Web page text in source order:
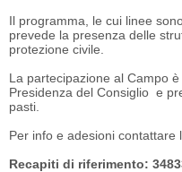
Il programma, le cui linee
prevede la presenza delle
protezione civile.
La partecipazione al Campo
Presidenza del Consiglio e
pasti.
Per info e adesioni contattare
Recapiti di riferimento: